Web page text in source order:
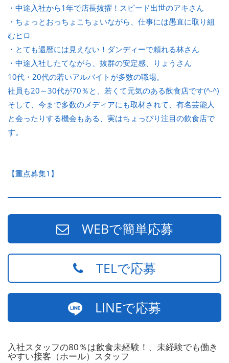
・中途入社から1年で店長抜擢！スピード出世のアキさん
・ちょっとおっちょこちょいながら、仕事には愚直に取り組
むヒロ
・とても還暦には見えない！ダンディーで頼れる林さん
・中途入社したてながら、抜群の安定感、りょうさん
10代・20代の若いアルバイトが多数の職場。
社員も20～30代が70％と、若くて元気のある飲食店です(^-^)
そして、今まで多数のメディアにも取材されて、有名芸能人
と会ったりする機会もある、実はちょっぴり注目の飲食店で
す。
【重点募集1】
WEBで簡単応募
TELで応募
LINEで応募
入社スタッフの80％は飲食未経験！、未経験でも働き
やすい接客（ホール）スタッフ